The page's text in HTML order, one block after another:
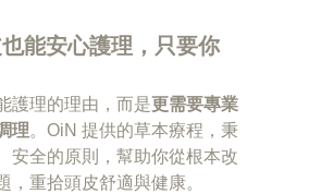
能安心護理，只要你
護理的理由，而是更需要專業
理。OiN 提供的草本療程，秉
安全的原則，幫助你從根本改
，重拾頭皮舒適與健康。